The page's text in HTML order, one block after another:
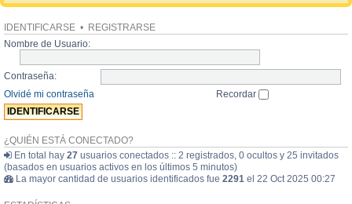
IDENTIFICARSE • REGISTRARSE
Nombre de Usuario:
Contraseña:
Olvidé mi contraseña
Recordar
¿QUIÉN ESTÁ CONECTADO?
En total hay 27 usuarios conectados :: 2 registrados, 0 ocultos y 25 invitados
(basados en usuarios activos en los últimos 5 minutos)
La mayor cantidad de usuarios identificados fue 2291 el 22 Oct 2025 00:27